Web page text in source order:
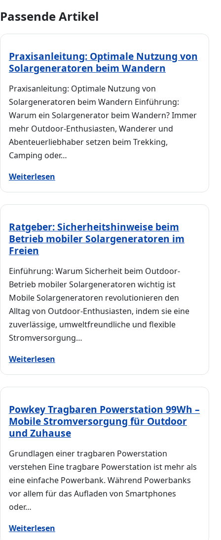
Passende Artikel
Praxisanleitung: Optimale Nutzung von
Solargeneratoren beim Wandern
Praxisanleitung: Optimale Nutzung von
Solargeneratoren beim Wandern Einführung:
Warum ein Solargenerator beim Wandern? Immer
mehr Outdoor-Enthusiasten, Wanderer und
Abenteuerliebhaber setzen beim Trekking,
Camping oder…
Weiterlesen
Ratgeber: Sicherheitshinweise beim
Betrieb mobiler Solargeneratoren im
Freien
Einführung: Warum Sicherheit beim Outdoor-
Betrieb mobiler Solargeneratoren wichtig ist
Mobile Solargeneratoren revolutionieren den
Alltag von Outdoor-Enthusiasten, indem sie eine
zuverlässige, umweltfreundliche und flexible
Stromversorgung…
Weiterlesen
Powkey Tragbaren Powerstation 99Wh –
Mobile Stromversorgung für Outdoor
und Zuhause
Grundlagen einer tragbaren Powerstation
verstehen Eine tragbare Powerstation ist mehr als
eine einfache Powerbank. Während Powerbanks
vor allem für das Aufladen von Smartphones
oder…
Weiterlesen